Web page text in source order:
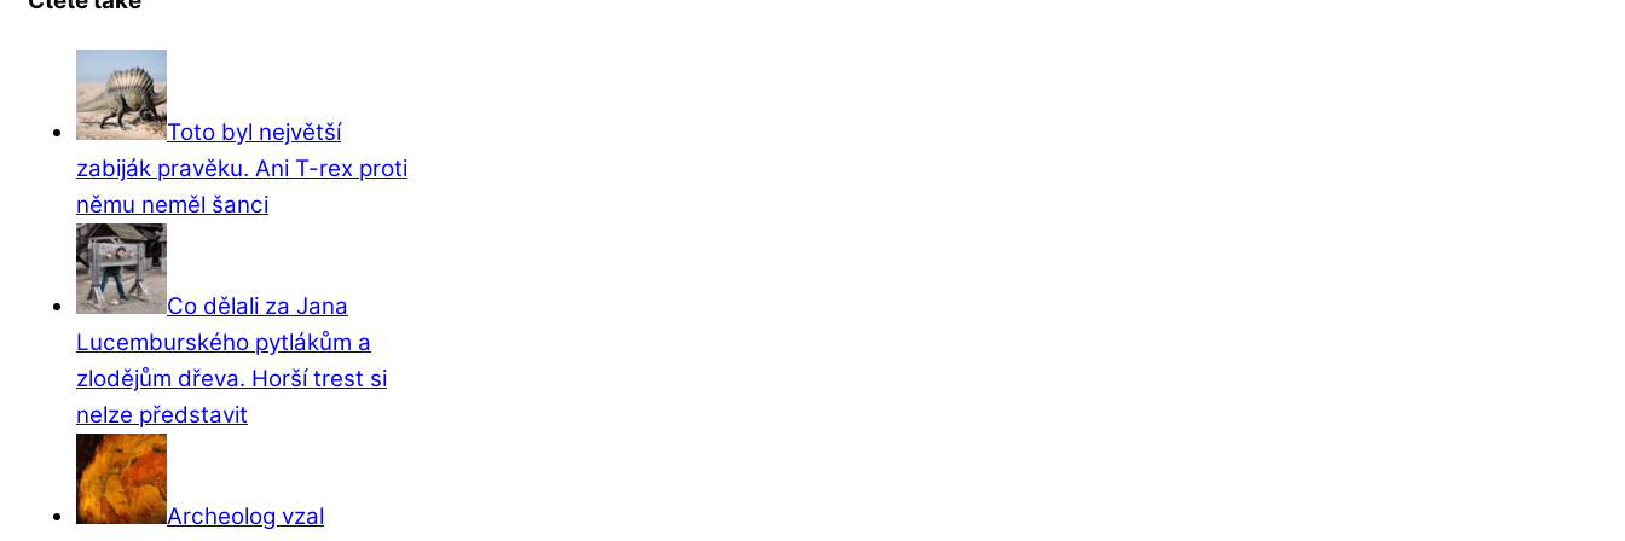
Toto byl největší
zabiják pravěku. Ani T-rex proti
němu neměl šanci
Co dělali za Jana
Lucemburského pytlákům a
zlodějům dřeva. Horší trest si
nelze představit
Archeolog vzal